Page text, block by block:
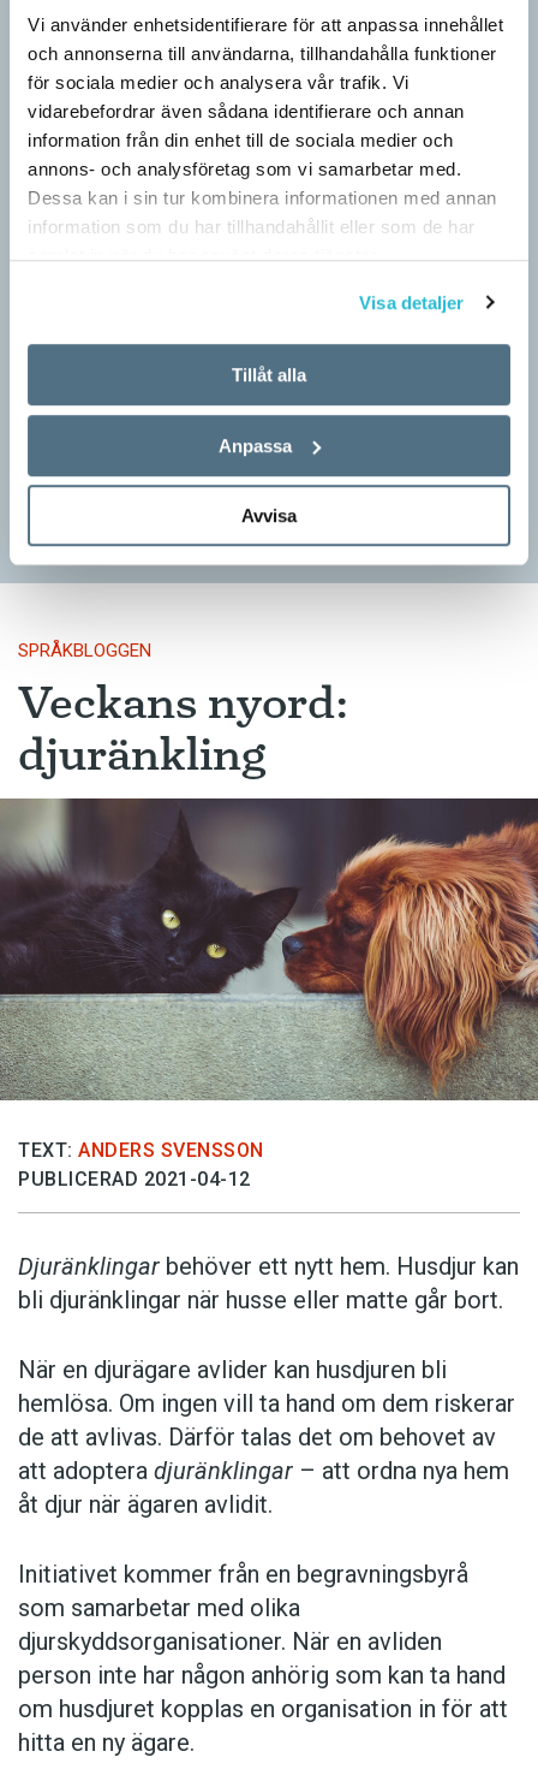
Vi använder enhetsidentifierare för att anpassa innehållet
och annonserna till användarna, tillhandahålla funktioner
för sociala medier och analysera vår trafik. Vi
vidarebefordrar även sådana identifierare och annan
information från din enhet till de sociala medier och
annons- och analysföretag som vi samarbetar med.
Dessa kan i sin tur kombinera informationen med annan
information som du har tillhandahållit eller som de har
samlat in när du har använt deras tjänster.
Visa detaljer
Tillåt alla
Anpassa
Avvisa
Pressmeddelande: Hjovisst älskar vi
ordvitsar!
– Vinnarna visar att lyckade ordvitsar alltid går hem. En bra
kommunslogan kombinerar ett träffsäkert budskap om
kommunen med en humoristisk knorr, säger Anders Svensson,
SPRÅKBLOGGEN
Veckans nyord:
djuränkling
TEXT: ANDERS SVENSSON
PUBLICERAD 2021-04-12
Djuränklingar behöver ett nytt hem. Husdjur kan
bli djuränklingar när husse eller matte går bort.
När en djurägare avlider kan husdjuren bli
hemlösa. Om ingen vill ta hand om dem riskerar
de att avlivas. Därför talas det om behovet av
att adoptera djuränklingar – att ordna nya hem
åt djur när ägaren avlidit.
Initiativet kommer från en begravningsbyrå
som samarbetar med olika
djurskyddsorganisationer. När en avliden
person inte har någon anhörig som kan ta hand
om husdjuret kopplas en organisation in för att
hitta en ny ägare.